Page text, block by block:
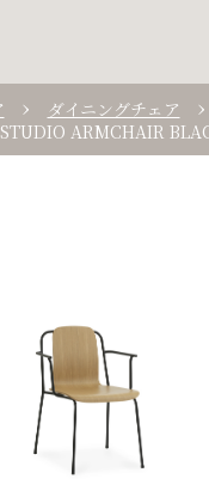
ダイニングチェア
ARMCHAIR